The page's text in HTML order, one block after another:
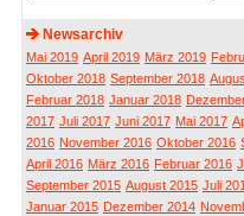
Newsarchiv
Mai 2019 April 2019 März 2019
Oktober 2018 September 2018
Februar 2018 Januar 2018
2017 Juli 2017 Juni 2017 Mai 2017
2016 November 2016 Oktober 2016
April 2016 März 2016 Februar 2016
September 2015 August 2015 Juli
Januar 2015 Dezember 2014